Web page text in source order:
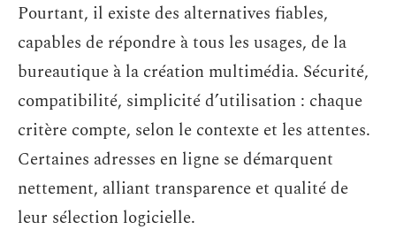
Pourtant, il existe des alternatives fiables,
capables de répondre à tous les usages, de la
bureautique à la création multimédia. Sécurité,
compatibilité, simplicité d’utilisation : chaque
critère compte, selon le contexte et les attentes.
Certaines adresses en ligne se démarquent
nettement, alliant transparence et qualité de
leur sélection logicielle.